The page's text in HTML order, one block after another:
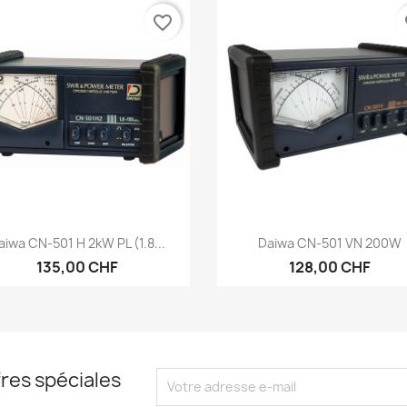
Aperçu rapide
CN-501 H 2kW PL (1.8...
135,00 CHF
favorite_border
Aperçu rapide
Daiwa CN-501 VN 200W
128,00 CHF
spéciales